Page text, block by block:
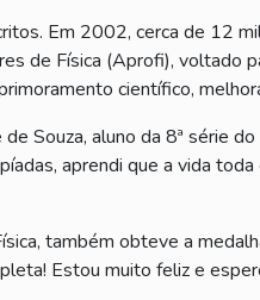
Em 2002, cerca de 12
de Física (Aprofi), voltado
científico,
Souza, aluno da 8ª série
aprendi que a vida
também obteve a
Estou muito feliz e